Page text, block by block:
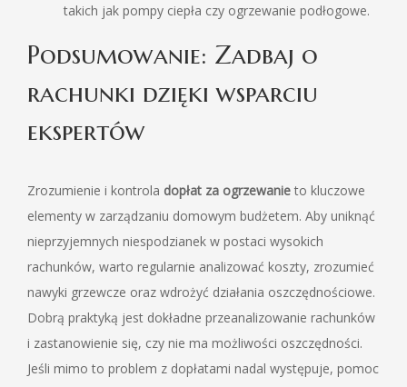
takich jak pompy ciepła czy ogrzewanie podłogowe.
Podsumowanie: Zadbaj o
rachunki dzięki wsparciu
ekspertów
Zrozumienie i kontrola dopłat za ogrzewanie to kluczowe
elementy w zarządzaniu domowym budżetem. Aby uniknąć
nieprzyjemnych niespodzianek w postaci wysokich
rachunków, warto regularnie analizować koszty, zrozumieć
nawyki grzewcze oraz wdrożyć działania oszczędnościowe.
Dobrą praktyką jest dokładne przeanalizowanie rachunków
i zastanowienie się, czy nie ma możliwości oszczędności.
Jeśli mimo to problem z dopłatami nadal występuje, pomoc